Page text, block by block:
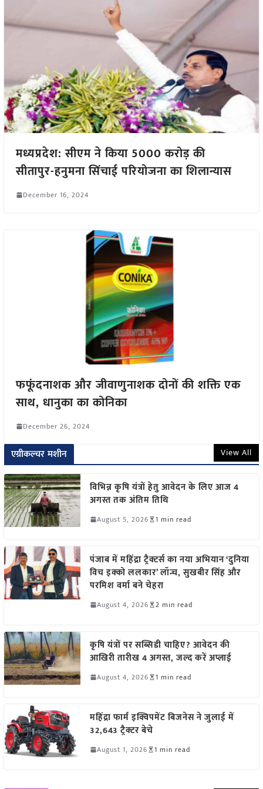
मध्यप्रदेश: सीएम ने किया 5000 करोड़ की
सीतापुर-हनुमना सिंचाई परियोजना का शिलान्यास
December 16, 2024
फफूंदनाशक और जीवाणुनाशक दोनों की शक्ति एक
साथ, धानुका का कोनिका
December 26, 2024
एग्रीकल्चर मशीन View All
विभिन्न कृषि यंत्रों हेतु आवेदन के लिए आज 4
अगस्त तक अंतिम तिथि
August 5, 2026 1 min read
पंजाब में महिंद्रा ट्रैक्टर्स का नया अभियान ‘दुनिया
विच इक्को ललकार’ लॉन्च, सुखबीर सिंह और
परमिश वर्मा बने चेहरा
August 4, 2026 2 min read
कृषि यंत्रों पर सब्सिडी चाहिए? आवेदन की
आखिरी तारीख 4 अगस्त, जल्द करें अप्लाई
August 4, 2026 1 min read
महिंद्रा फार्म इक्विपमेंट बिजनेस ने जुलाई में
32,643 ट्रैक्टर बेचे
August 1, 2026 1 min read